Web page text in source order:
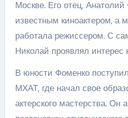
Москве. Его отец,
известным киноактером, а
работала режиссером. С
Николай проявлял интерес
В юности Фоменко
МХАТ, где начал свое
актерского мастерства. Он